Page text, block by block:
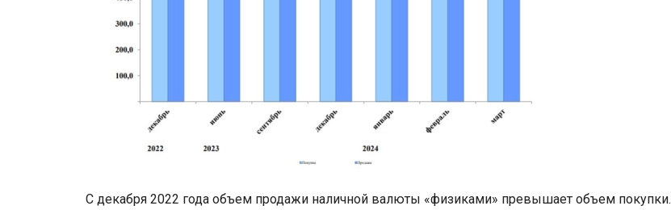
С декабря 2022 года объем продажи наличной валюты «физиками» превышает объем покупки.